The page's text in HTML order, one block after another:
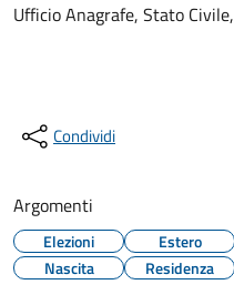
Ufficio Anagrafe, Stato
Condividi
Argomenti
Elezioni Estero
Nascita
Residenza